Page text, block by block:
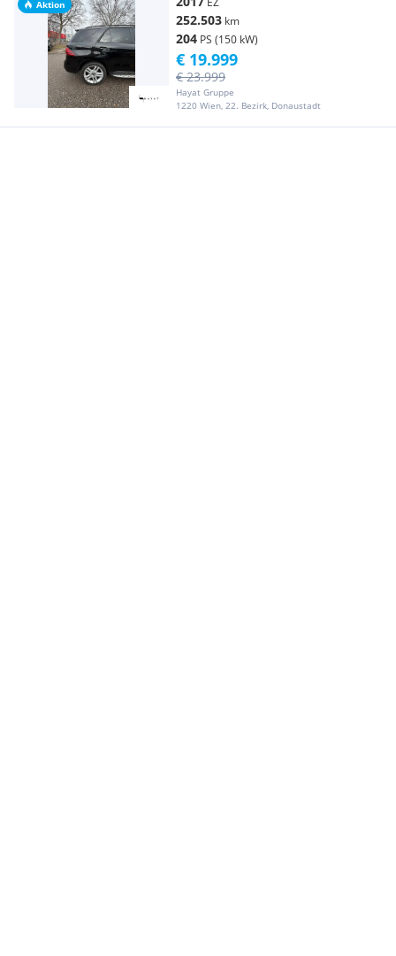
Aktion
252.503 km
204 PS (150 kW)
Hayat Gruppe
1220 Wien, 22. Bezirk, Donaustadt
€ 23.999
€ 19.999